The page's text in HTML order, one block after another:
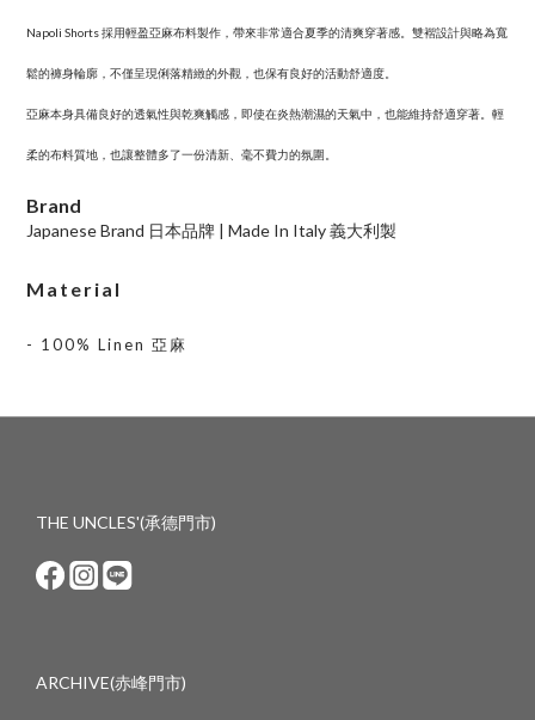
Napoli Shorts 採用輕盈亞麻布料製作，帶來非常適合夏季的清爽穿著感。雙褶設計與略為寬
鬆的褲身輪廓，不僅呈現俐落精緻的外觀，也保有良好的活動舒適度。
亞麻本身具備良好的透氣性與乾爽觸感，即使在炎熱潮濕的天氣中，也能維持舒適穿著。輕
柔的布料質地，也讓整體多了一份清新、毫不費力的氛圍。
Brand
Japanese Brand 日本品牌 | Made In Italy 義大利製
Material
- 100% Linen 亞麻
THE UNCLES'(承德門市)
ARCHIVE(赤峰門市)